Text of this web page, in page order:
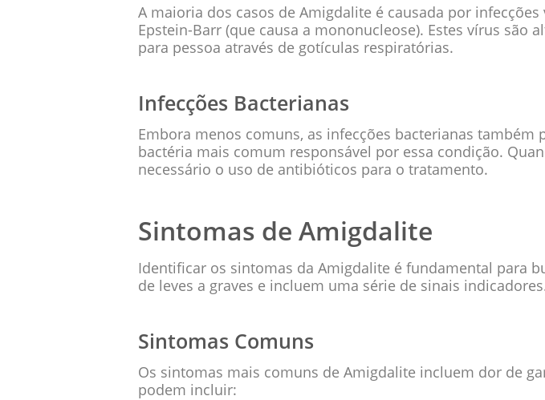
A maioria dos casos de Amigdalite é causada por
Epstein-Barr (que causa a mononucleose). Estes vírus
para pessoa através de gotículas respiratórias.
Infecções Bacterianas
Embora menos comuns, as infecções bacterianas
bactéria mais comum responsável por essa condição.
necessário o uso de antibióticos para o tratamento.
Sintomas de Amigdalite
Identificar os sintomas da Amigdalite é fundamental para
de leves a graves e incluem uma série de sinais
Sintomas Comuns
Os sintomas mais comuns de Amigdalite incluem dor de
podem incluir: